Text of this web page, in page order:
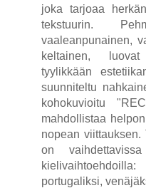
joka tarjoaa
tekstuurin.
vaaleanpunainen,
keltainen,
tyylikkään
suunniteltu
kohokuvioitu
mahdollistaa
nopean viittauksen.
on
portugaliksi,